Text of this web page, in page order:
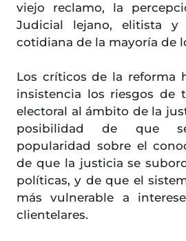
viejo reclamo, la
Judicial lejano, elitista
cotidiana de la mayoría de
Los críticos de la reforma
insistencia los riesgos de
electoral al ámbito de la
posibilidad de que
popularidad sobre el
de que la justicia se
políticas, y de que el
más vulnerable a
clientelares.